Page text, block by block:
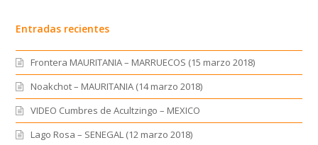
Entradas recientes
Frontera MAURITANIA – MARRUECOS (15 marzo 2018)
Noakchot – MAURITANIA (14 marzo 2018)
VIDEO Cumbres de Acultzingo – MEXICO
Lago Rosa – SENEGAL (12 marzo 2018)